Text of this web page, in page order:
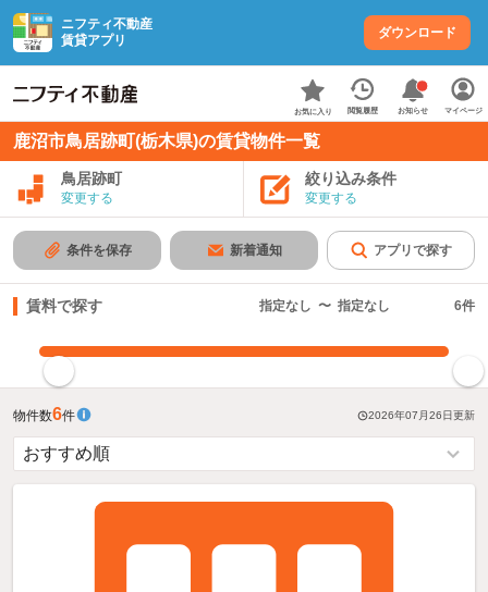
ニフティ不動産
賃貸アプリ
ダウンロード
お気に入り 閲覧履歴 お知らせ マイページ
鹿沼市鳥居跡町(栃木県)の賃貸物件一覧
鳥居跡町
変更する
絞り込み条件
変更する
条件を保存 新着通知 アプリで探す
賃料で探す 指定なし 〜 指定なし 6件
物件数6件 2026年07月26日更新